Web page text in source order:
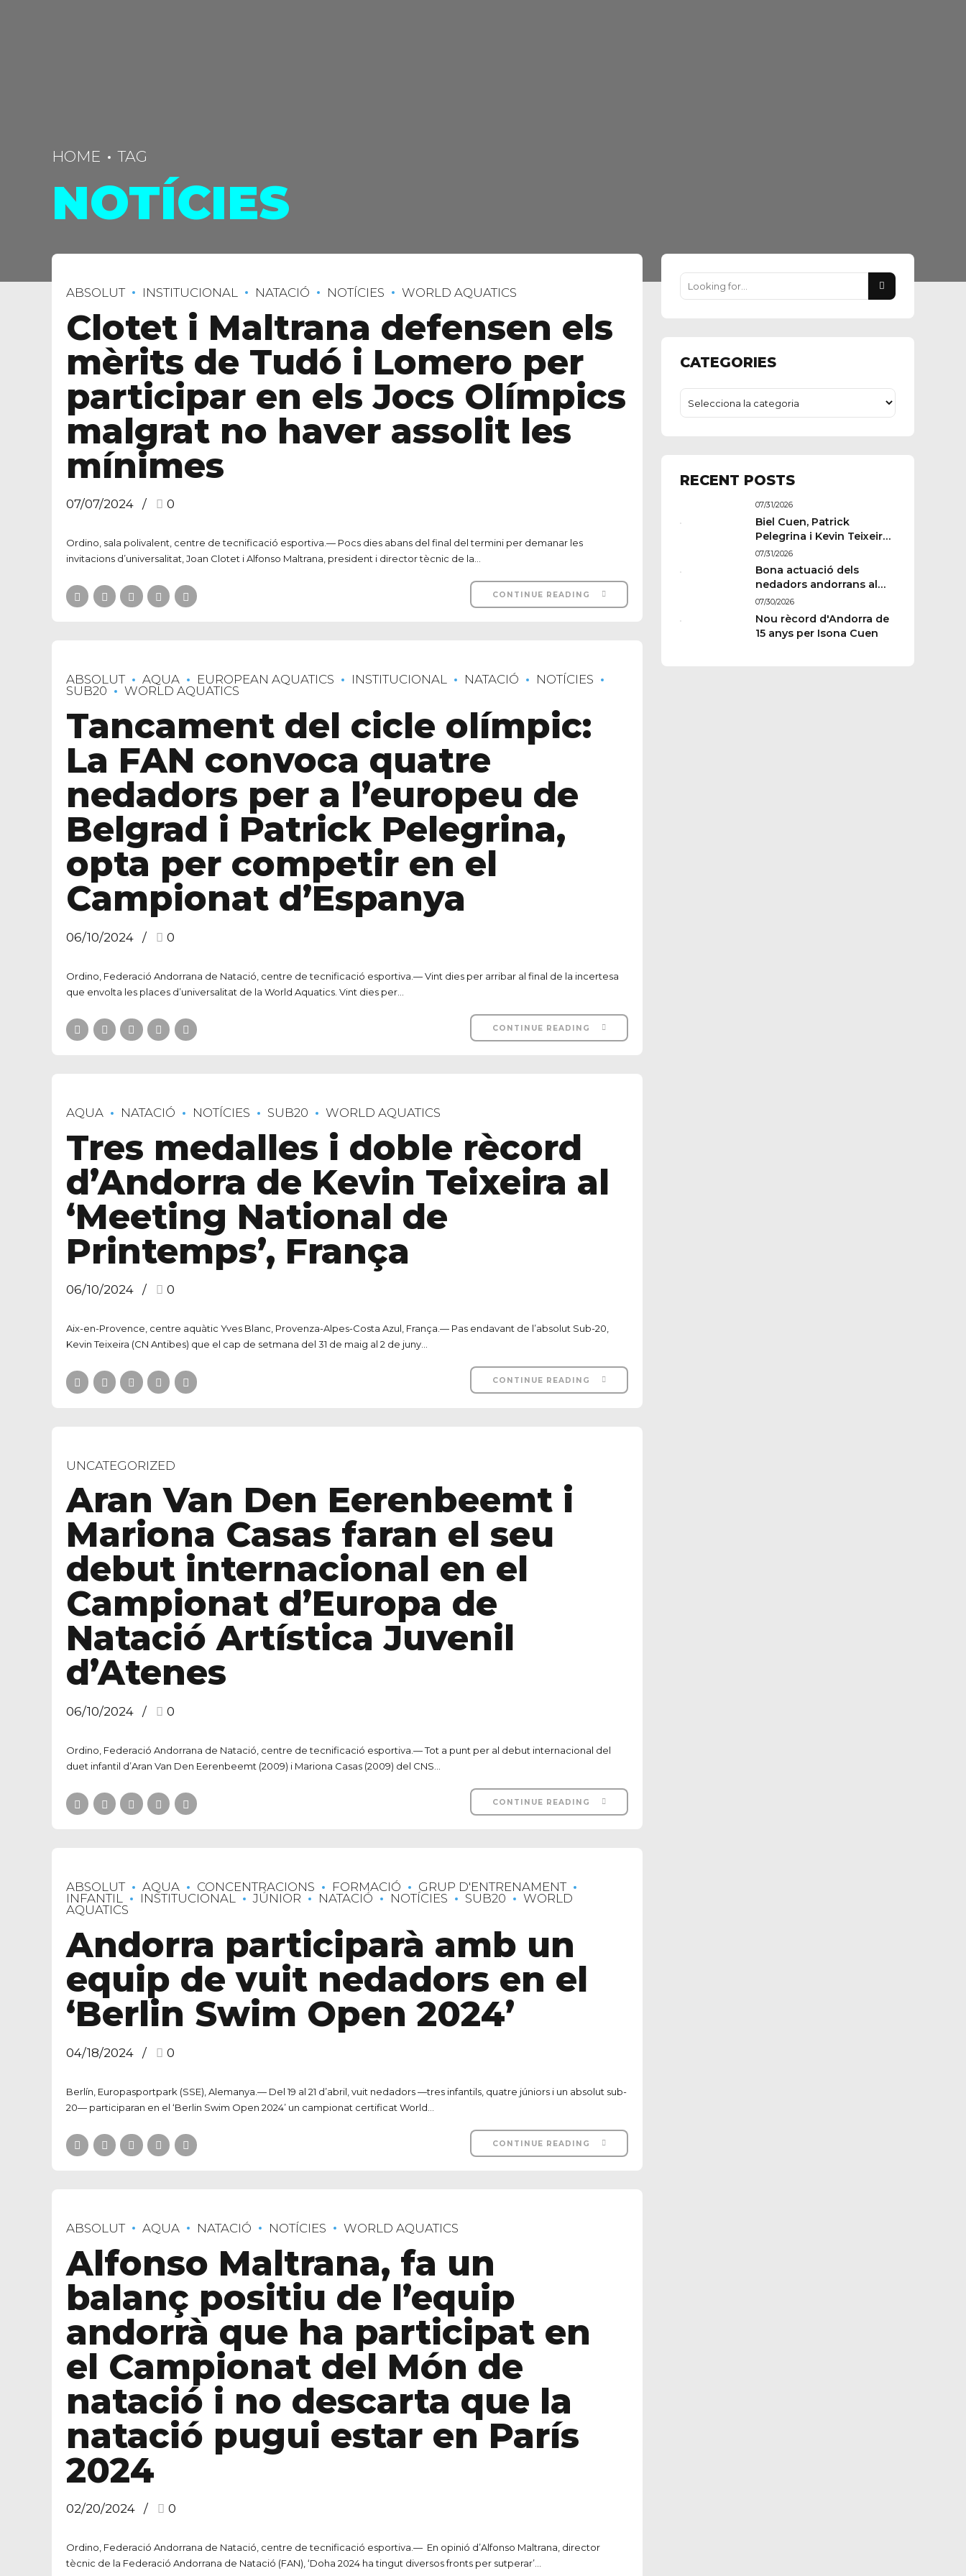
HOME TAG
NOTÍCIES
ABSOLUT INSTITUCIONAL NATACIÓ NOTÍCIES WORLD AQUATICS
Clotet i Maltrana defensen els
mèrits de Tudó i Lomero per
participar en els Jocs Olímpics
malgrat no haver assolit les
mínimes
07/07/2024 0
Ordino, sala polivalent, centre de tecnificació esportiva.— Pocs dies abans del final del termini per demanar les
invitacions d’universalitat, Joan Clotet i Alfonso Maltrana, president i director tècnic de la...
CONTINUE READING
ABSOLUT AQUA EUROPEAN AQUATICS INSTITUCIONAL NATACIÓ
NOTÍCIES
SUB20
WORLD AQUATICS
Tancament del cicle olímpic:
La FAN convoca quatre
nedadors per a l’europeu de
Belgrad i Patrick Pelegrina,
opta per competir en el
Campionat d’Espanya
06/10/2024 0
Ordino, Federació Andorrana de Natació, centre de tecnificació esportiva.— Vint dies per arribar al final de la incertesa
que envolta les places d’universalitat de la World Aquatics. Vint dies per...
CONTINUE READING
AQUA NATACIÓ NOTÍCIES SUB20 WORLD AQUATICS
Tres medalles i doble rècord
d’Andorra de Kevin Teixeira al
‘Meeting National de
Printemps’, França
06/10/2024 0
Aix-en-Provence, centre aquàtic Yves Blanc, Provenza-Alpes-Costa Azul, França.— Pas endavant de l’absolut Sub-20,
Kevin Teixeira (CN Antibes) que el cap de setmana del 31 de maig al 2 de juny...
CONTINUE READING
UNCATEGORIZED
Aran Van Den Eerenbeemt i
Mariona Casas faran el seu
debut internacional en el
Campionat d’Europa de
Natació Artística Juvenil
d’Atenes
06/10/2024 0
Ordino, Federació Andorrana de Natació, centre de tecnificació esportiva.— Tot a punt per al debut internacional del
duet infantil d’Aran Van Den Eerenbeemt (2009) i Mariona Casas (2009) del CNS...
CONTINUE READING
ABSOLUT AQUA CONCENTRACIONS FORMACIÓ
GRUP D'ENTRENAMENT
INFANTIL
INSTITUCIONAL JÚNIOR NATACIÓ NOTÍCIES SUB20
WORLD
AQUATICS
Andorra participarà amb un
equip de vuit nedadors en el
‘Berlin Swim Open 2024’
04/18/2024 0
Berlín, Europasportpark (SSE), Alemanya.— Del 19 al 21 d’abril, vuit nedadors —tres infantils, quatre júniors i un absolut sub-
20— participaran en el ‘Berlin Swim Open 2024’ un campionat certificat World...
CONTINUE READING
ABSOLUT AQUA NATACIÓ NOTÍCIES WORLD AQUATICS
Alfonso Maltrana, fa un
balanç positiu de l’equip
andorrà que ha participat en
el Campionat del Món de
natació i no descarta que la
natació pugui estar en París
2024
02/20/2024 0
Ordino, Federació Andorrana de Natació, centre de tecnificació esportiva.— En opinió d’Alfonso Maltrana, director
tècnic de la Federació Andorrana de Natació (FAN), ‘Doha 2024 ha tingut diversos fronts per sutperar’...
CATEGORIES
RECENT POSTS
07/31/2026
Biel Cuen, Patrick
Pelegrina i Kevin Teixeira
estan llestos per a París
07/31/2026
Bona actuació dels
nedadors andorrans al
Memorial Paulus
Wildeboer de Sabadell
07/30/2026
Nou rècord d'Andorra de
15 anys per Isona Cuen